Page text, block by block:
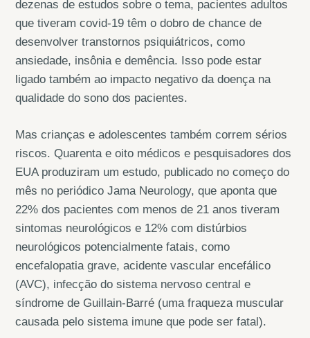
dezenas de estudos sobre o tema, pacientes adultos
que tiveram covid-19 têm o dobro de chance de
desenvolver transtornos psiquiátricos, como
ansiedade, insônia e demência. Isso pode estar
ligado também ao impacto negativo da doença na
qualidade do sono dos pacientes.
Mas crianças e adolescentes também correm sérios
riscos. Quarenta e oito médicos e pesquisadores dos
EUA produziram um estudo, publicado no começo do
mês no periódico Jama Neurology, que aponta que
22% dos pacientes com menos de 21 anos tiveram
sintomas neurológicos e 12% com distúrbios
neurológicos potencialmente fatais, como
encefalopatia grave, acidente vascular encefálico
(AVC), infecção do sistema nervoso central e
síndrome de Guillain-Barré (uma fraqueza muscular
causada pelo sistema imune que pode ser fatal).